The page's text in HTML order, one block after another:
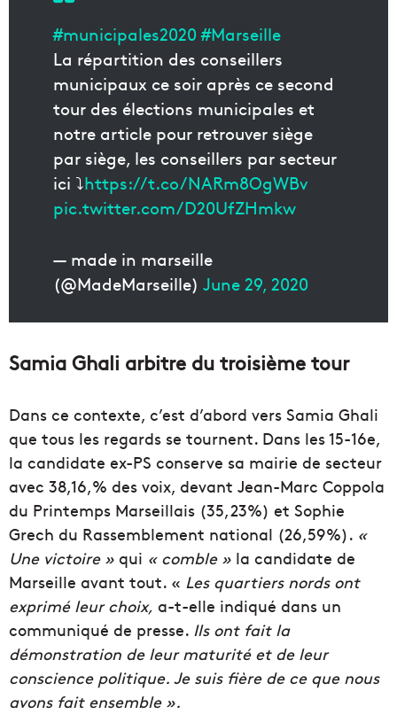
#municipales2020 #Marseille
La répartition des conseillers
municipaux ce soir après ce second
tour des élections municipales et
notre article pour retrouver siège
par siège, les conseillers par secteur
ici ⤵️https://t.co/NARm8OgWBv
pic.twitter.com/D20UfZHmkw
— made in marseille
(@MadeMarseille) June 29, 2020
Samia Ghali arbitre du troisième tour
Dans ce contexte, c’est d’abord vers Samia Ghali
que tous les regards se tournent. Dans les 15-16e,
la candidate ex-PS conserve sa mairie de secteur
avec 38,16,% des voix, devant Jean-Marc Coppola
du Printemps Marseillais (35,23%) et Sophie
Grech du Rassemblement national (26,59%). «
Une victoire » qui « comble » la candidate de
Marseille avant tout. « Les quartiers nords ont
exprimé leur choix, a-t-elle indiqué dans un
communiqué de presse. Ils ont fait la
démonstration de leur maturité et de leur
conscience politique. Je suis fière de ce que nous
avons fait ensemble ».